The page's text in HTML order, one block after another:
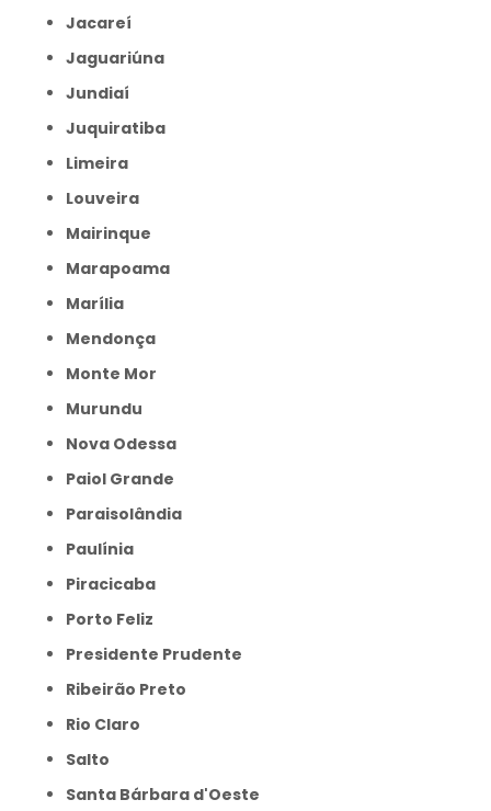
Jacareí
Jaguariúna
Jundiaí
Juquiratiba
Limeira
Louveira
Mairinque
Marapoama
Marília
Mendonça
Monte Mor
Murundu
Nova Odessa
Paiol Grande
Paraisolândia
Paulínia
Piracicaba
Porto Feliz
Presidente Prudente
Ribeirão Preto
Rio Claro
Salto
Santa Bárbara d'Oeste